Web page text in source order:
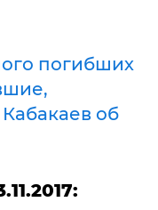
погибших
об